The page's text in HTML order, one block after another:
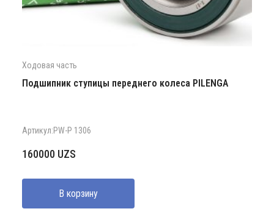
Ходовая часть
Подшипник ступицы переднего колеса PILENGA
Артикул:PW-P 1306
160000 UZS
В корзину